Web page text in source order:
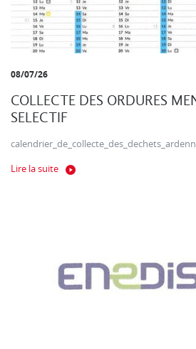
08/07/26
COLLECTE DES ORDURES
SELECTIF
Lire la suite